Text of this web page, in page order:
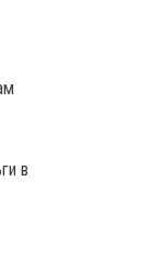
в